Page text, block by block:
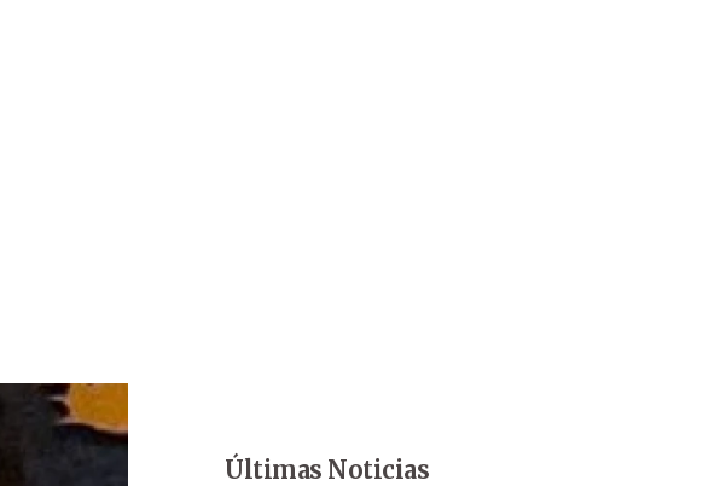
Últimas Noticias